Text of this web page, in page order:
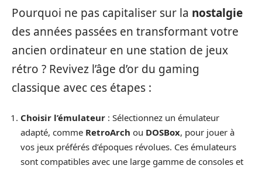
Pourquoi ne pas capitaliser sur la nostalgie
des années passées en transformant votre
ancien ordinateur en une station de jeux
rétro ? Revivez l’âge d’or du gaming
classique avec ces étapes :
Choisir l’émulateur : Sélectionnez un émulateur
adapté, comme RetroArch ou DOSBox, pour jouer à
vos jeux préférés d’époques révolues. Ces émulateurs
sont compatibles avec une large gamme de consoles et